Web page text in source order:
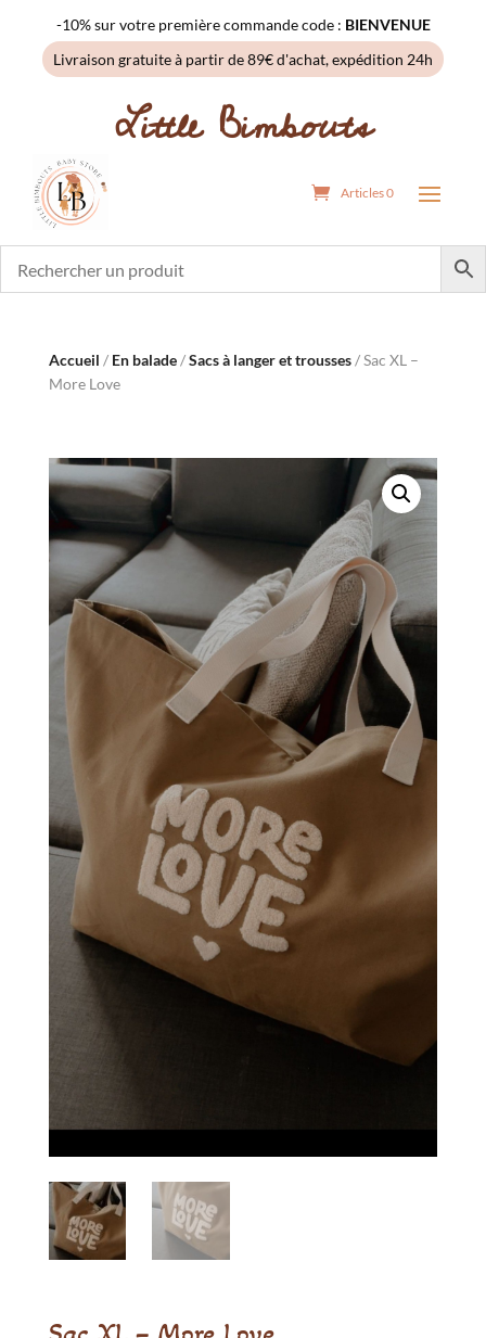
-10% sur votre première commande code : BIENVENUE
Livraison gratuite à partir de 89€ d'achat, expédition 24h
Little Bimbouts
Articles 0
Accueil / En balade/Sacs à langer et trousses/ Sac XL –
More Love